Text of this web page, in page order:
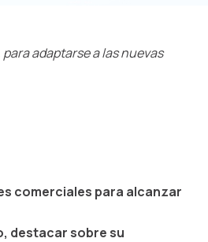
adaptarse a las nuevas
comerciales para alcanzar
destacar sobre su